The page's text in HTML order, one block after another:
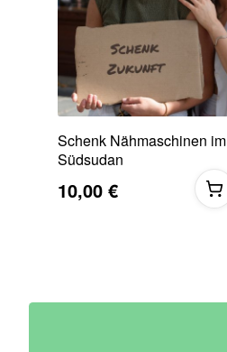
Schenk Nähmaschinen im
Südsudan
10,00 €